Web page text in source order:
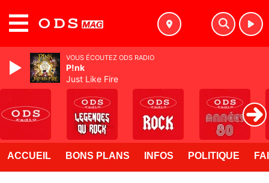
ACCUEIL BONS PLANS INFOS POLITIQUE
VOUS ÉCOUTEZ ODS RADIO
P!nk
Just Like Fire